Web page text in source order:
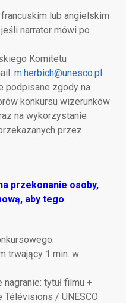
lub angielskim
narrator mówi po
Komitetu
m.herbich@unesco.pl
podpisane zgody na
konkursu wizerunków
na wykorzystanie
przez
przekonanie osoby,
aby tego
trwający 1 min. w
tytuł filmu +
Télévisions / UNESCO